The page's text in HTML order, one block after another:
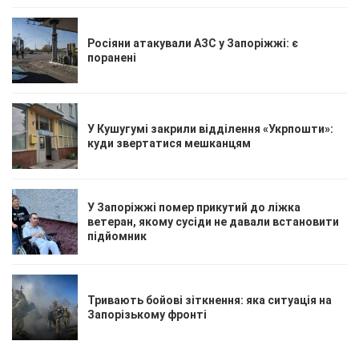
Росіяни атакували АЗС у Запоріжжі: є
поранені
У Кушугумі закрили відділення «Укрпошти»:
куди звертатися мешканцям
У Запоріжжі помер прикутий до ліжка
ветеран, якому сусіди не давали встановити
підйомник
Тривають бойові зіткнення: яка ситуація на
Запорізькому фронті